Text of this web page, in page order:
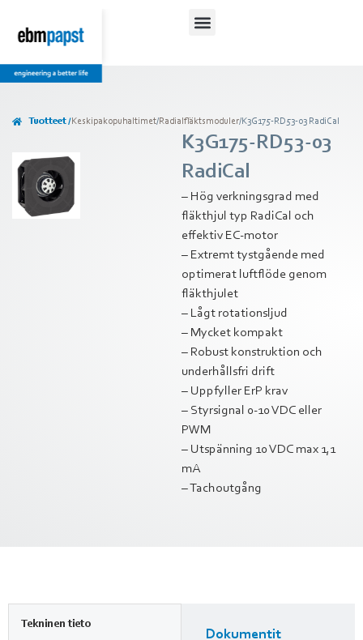
Tuotteet /Keskipakopuhaltimet/Radialfläktsmoduler/K3G175-RD53-03 RadiCal
K3G175-RD53-03
RadiCal
– Hög verkningsgrad med
fläkthjul typ RadiCal och
effektiv EC-motor
– Extremt tystgående med
optimerat luftflöde genom
fläkthjulet
– Lågt rotationsljud
– Mycket kompakt
– Robust konstruktion och
underhållsfri drift
– Uppfyller ErP krav
– Styrsignal 0-10 VDC eller
PWM
– Utspänning 10 VDC max 1,1
mA
– Tachoutgång
Tekninen tieto
Dokumentit